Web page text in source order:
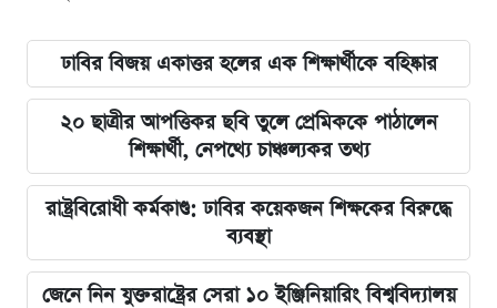
ঢাবির বিজয় একাত্তর হলের এক শিক্ষার্থীকে বহিষ্কার
২০ ছাত্রীর আপত্তিকর ছবি তুলে প্রেমিককে পাঠালেন
শিক্ষার্থী, নেপথ্যে চাঞ্চল্যকর তথ্য
রাষ্ট্রবিরোধী কর্মকাণ্ড: ঢাবির কয়েকজন শিক্ষকের বিরুদ্ধে
ব্যবস্থা
জেনে নিন যুক্তরাষ্ট্রের সেরা ১০ ইঞ্জিনিয়ারিং বিশ্ববিদ্যালয়